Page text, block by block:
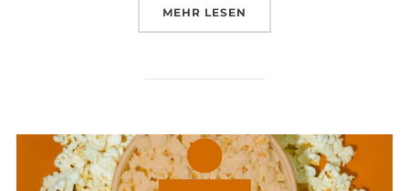
MEHR ÜBER „EIN WERTVOLLES
LESEN